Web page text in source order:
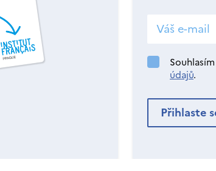
údajů.